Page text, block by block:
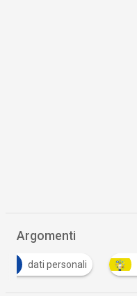
Argomenti
dati personali